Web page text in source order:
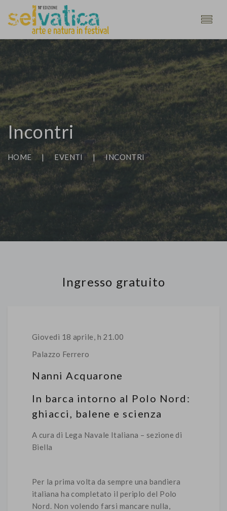
Incontri
HOME | EVENTI | INCONTRI
Ingresso gratuito
Giovedì 18 aprile, h 21.00
Palazzo Ferrero
Nanni Acquarone
In barca intorno al Polo Nord:
ghiacci, balene e scienza
A cura di Lega Navale Italiana – sezione di
Biella
Per la prima volta da sempre una bandiera
italiana ha completato il periplo del Polo
Nord. Non volendo farsi mancare nulla,